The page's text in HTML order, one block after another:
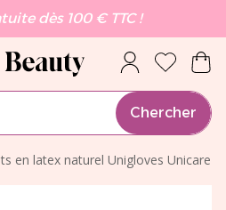
dès 100 € TTC !
Chercher
en latex naturel Unigloves Unicare